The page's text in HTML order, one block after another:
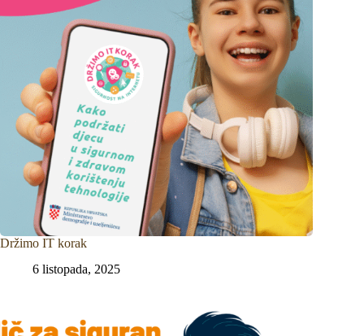
Držimo IT korak
6 listopada, 2025